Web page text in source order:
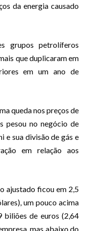
da energia causado
grupos petrolíferos
que duplicaram em
em um ano de
queda nos preços de
pesou no negócio de
e sua divisão de gás e
em relação aos
ajustado ficou em 2,5
um pouco acima
biliões de euros (2,64
mas abaixo do